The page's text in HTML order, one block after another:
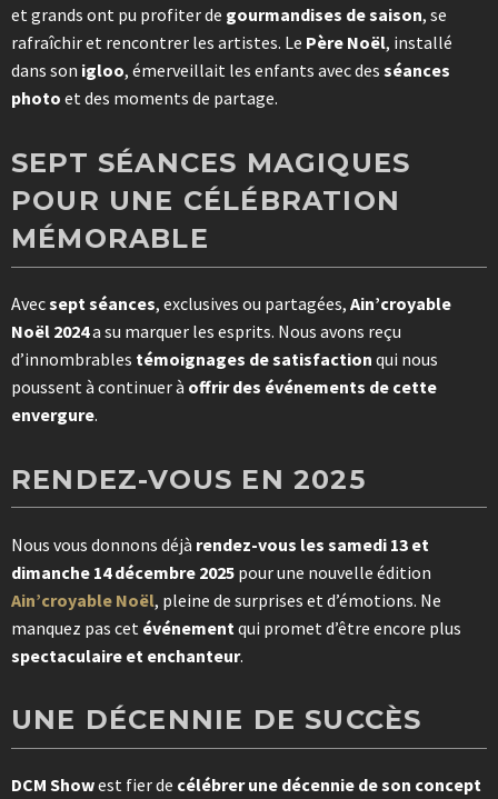
et grands ont pu profiter de gourmandises de saison, se
rafraîchir et rencontrer les artistes. Le Père Noël, installé
dans son igloo, émerveillait les enfants avec des séances
photo et des moments de partage.
SEPT SÉANCES MAGIQUES
POUR UNE CÉLÉBRATION
MÉMORABLE
Avecsept séances, exclusives ou partagées, Ain’croyable
Noël 2024a su marquer les esprits. Nous avons reçu
d’innombrables témoignages de satisfaction qui nous
poussent à continuer à offrir des événements de cette
envergure.
RENDEZ-VOUS EN 2025
Nous vous donnons déjà rendez-vous les samedi 13 et
dimanche 14 décembre 2025 pour une nouvelle édition
Ain’croyable Noël, pleine de surprises et d’émotions. Ne
manquez pas cet événement qui promet d’être encore plus
spectaculaire et enchanteur.
UNE DÉCENNIE DE SUCCÈS
DCM Showest fier de célébrer une décennie de son concept